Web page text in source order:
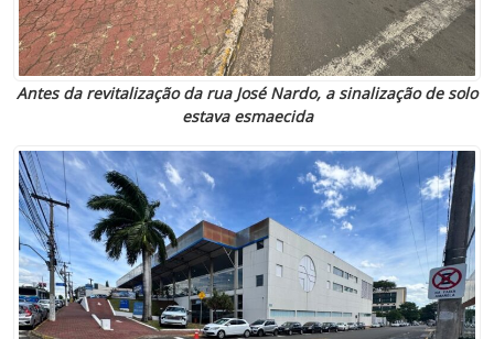
Antes da revitalização da rua José Nardo, a sinalização de solo
estava esmaecida